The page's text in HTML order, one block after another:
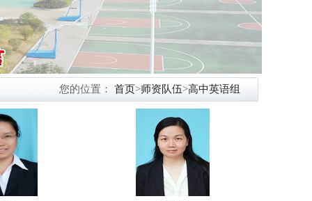
您的位置： 首页>师资队伍>高中英语组